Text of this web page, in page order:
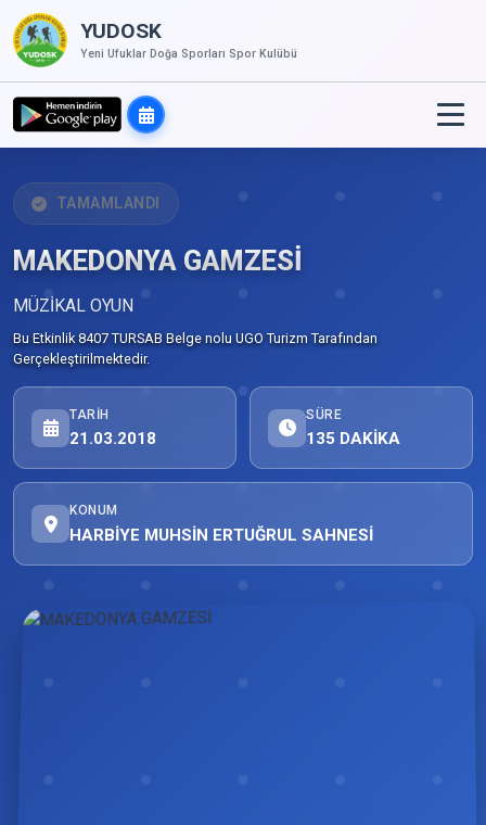
YUDOSK
Yeni Ufuklar Doğa Sporları Spor Kulübü
TAMAMLANDI
MAKEDONYA GAMZESİ
MÜZİKAL OYUN
Bu Etkinlik 8407 TURSAB Belge nolu UGO Turizm Tarafından
Gerçekleştirilmektedir.
TARIH
21.03.2018
SÜRE
135 DAKİKA
KONUM
HARBİYE MUHSİN ERTUĞRUL SAHNESİ